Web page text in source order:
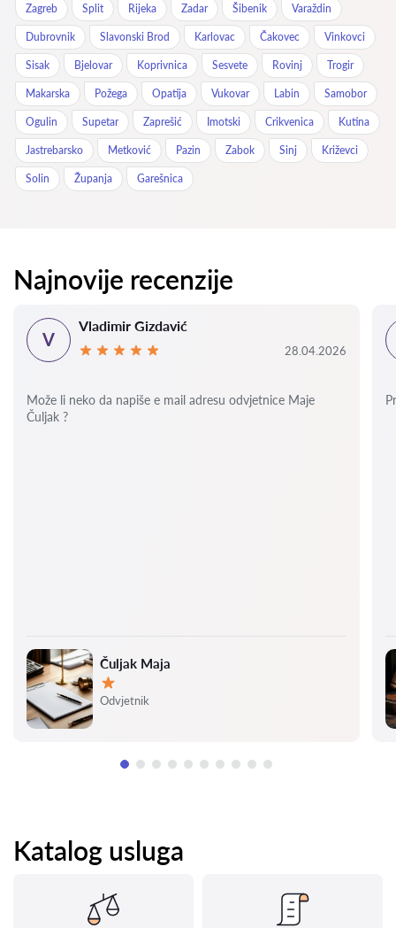
Zagreb Split Rijeka Zadar Šibenik Varaždin
Dubrovnik Slavonski Brod Karlovac Čakovec Vinkovci
Sisak Bjelovar Koprivnica Sesvete Rovinj Trogir
Makarska Požega Opatija Vukovar Labin Samobor
Ogulin Supetar Zaprešić Imotski Crikvenica Kutina
Jastrebarsko Metković Pazin Zabok Sinj Križevci
Solin Županja Garešnica
Najnovije recenzije
Čuljak Maja
Ocjena:
Odvjetnik
V
Vladimir Gizdavić
28.04.2026
Može li neko da napiše e mail adresu odvjetnice Maje
Čuljak ?
Katalog usluga